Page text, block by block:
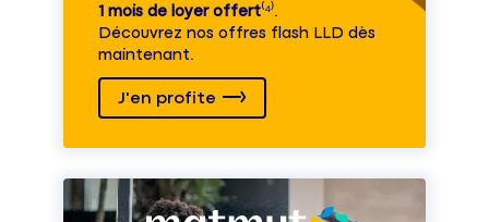
1 mois de loyer offert⁽⁴⁾.
Découvrez nos offres flash LLD dès
maintenant.
J'en profite